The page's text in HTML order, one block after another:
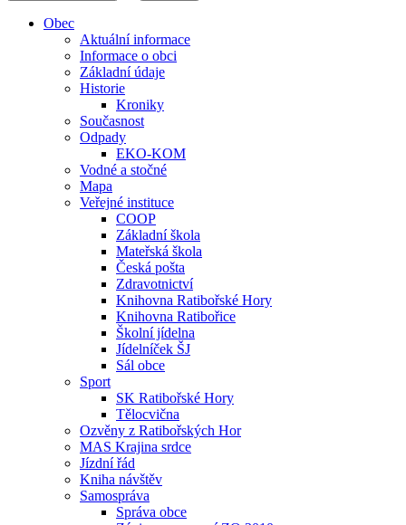
Obec
Aktuální informace
Informace o obci
Základní údaje
Historie
Kroniky
Současnost
Odpady
EKO-KOM
Vodné a stočné
Mapa
Veřejné instituce
COOP
Základní škola
Mateřská škola
Česká pošta
Zdravotnictví
Knihovna Ratibořské Hory
Knihovna Ratibořice
Školní jídelna
Jídelníček ŠJ
Sál obce
Sport
SK Ratibořské Hory
Tělocvična
Ozvěny z Ratibořských Hor
MAS Krajina srdce
Jízdní řád
Kniha návštěv
Samospráva
Správa obce